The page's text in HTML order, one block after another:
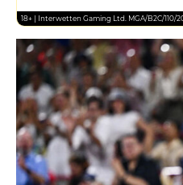
18+ | Interwetten Gaming Ltd. MGA/B2C/